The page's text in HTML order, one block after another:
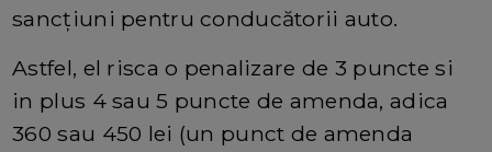
sancțiuni pentru conducătorii auto.
Astfel, el risca o penalizare de 3 puncte si
in plus 4 sau 5 puncte de amenda, adica
360 sau 450 lei (un punct de amenda